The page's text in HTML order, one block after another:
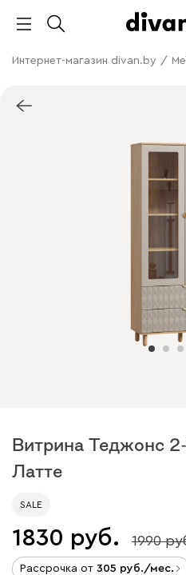
Интернет-магазин divan.by /
Витрина Теджонс
Латте
SALE
1830 1990
Рассрочка от 305 /мес.